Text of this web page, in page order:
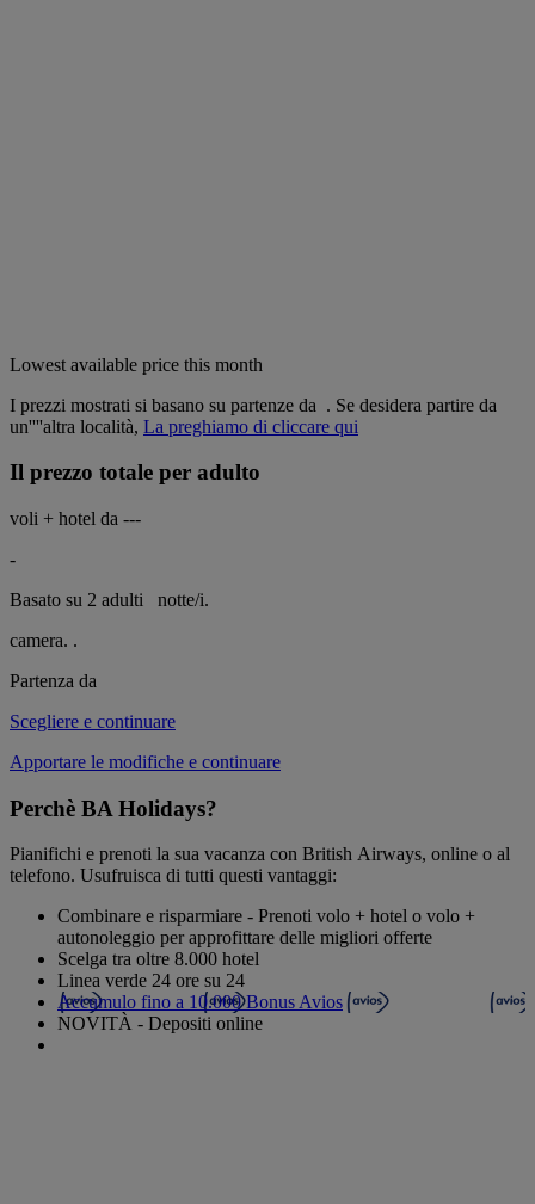
Lowest available price this month
I prezzi mostrati si basano su partenze da . Se desidera partire da
un''''altra località, La preghiamo di cliccare qui
Il prezzo totale per adulto
voli + hotel da ---
-
Basato su 2 adulti
notte/i.
camera. .
Partenza da
Scegliere e continuare
Apportare le modifiche e continuare
Perchè BA Holidays?
Pianifichi e prenoti la sua vacanza con British Airways, online o al
telefono. Usufruisca di tutti questi vantaggi:
Combinare e risparmiare - Prenoti volo + hotel o volo +
autonoleggio per approfittare delle migliori offerte
Scelga tra oltre 8.000 hotel
Linea verde 24 ore su 24
Accumulo fino a 10.000 Bonus Avios
NOVITÀ - Depositi online